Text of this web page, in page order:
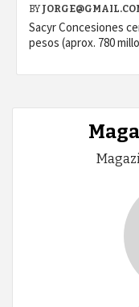
BY
Sacyr Concesiones
pesos (aprox. 780